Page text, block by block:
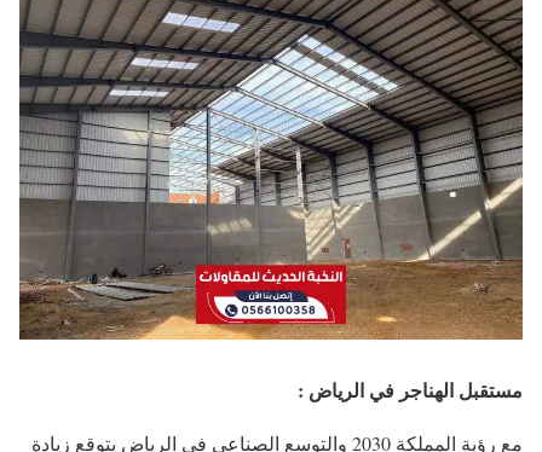
مستقبل الهناجر في الرياض :
مع رؤية المملكة 2030 والتوسع الصناعي في الرياض يتوقع زيادة